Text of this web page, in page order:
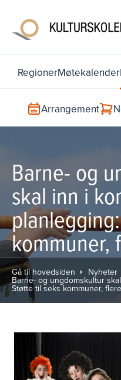
RegionerMøtekalender
Arrangement
Barne- og
skal inn i
kommuner,
Gå til hovedsiden Nyheter
Barne- og ungdomskultur
Støtte til seks kommuner,